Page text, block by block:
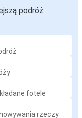
podróż:
fotele
rzeczy